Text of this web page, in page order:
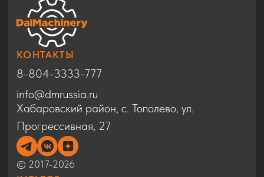
КАТАЛОГ
Экскаваторы
Бульдозеры
Фронтальные погрузчики
Автогрейдеры
Дорожные катки
Спецтехника HYUNDAI
Спецтехника ZOOMLION
Спецтехника SINOMACH
ДОПОЛНИТЕЛЬНО
Запчасти
Статьи
Сервис
Контакты
Карта сайта
Политика конфиденциальности